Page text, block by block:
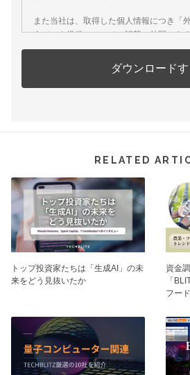
RELATED
トップ投資家たちは「生成AI」の未
来をどう見抜いたか
資⾦
「
フー